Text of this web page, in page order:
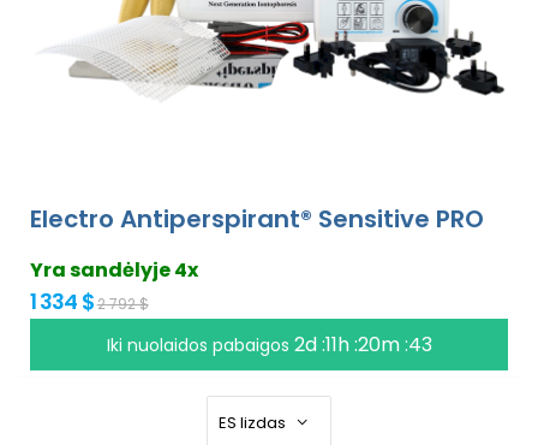
Electro Antiperspirant® Sensitive PRO
Yra sandėlyje 4x
1 334 $2 792 $
Iki nuolaidos pabaigos 2d :11h :20m :42